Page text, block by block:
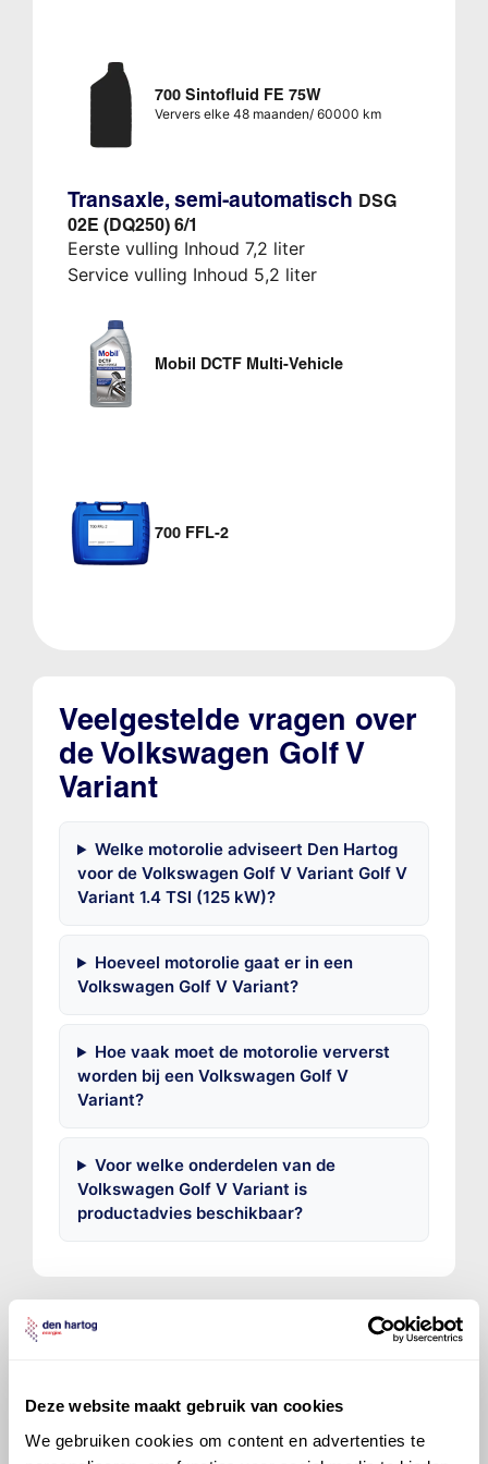
Deze website maakt gebruik van cookies
We gebruiken cookies om content en advertenties te
700 Sintofluid FE 75W
Ververs elke 48 maanden/ 60000 km
Transaxle, semi-automatisch DSG
02E (DQ250) 6/1
Eerste vulling Inhoud 7,2 liter
Service vulling Inhoud 5,2 liter
Mobil DCTF Multi-Vehicle
700 FFL-2
Veelgestelde vragen over
de Volkswagen Golf V
Variant
Welke motorolie adviseert Den Hartog
voor de Volkswagen Golf V Variant Golf V
Variant 1.4 TSI (125 kW)?
Hoeveel motorolie gaat er in een
Volkswagen Golf V Variant?
Hoe vaak moet de motorolie ververst
worden bij een Volkswagen Golf V
Variant?
Voor welke onderdelen van de
Volkswagen Golf V Variant is
productadvies beschikbaar?
informatie mag noch geheel noch gedeeltelijk worden
gereproduceerd, opgeslagen in een database of op